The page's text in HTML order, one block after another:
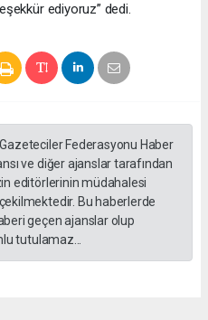
ediyoruz” dedi.
Federasyonu Haber
ve diğer ajanslar tarafından
editörlerinin müdahalesi
Bu haberlerde
geçen ajanslar olup
tutulamaz...